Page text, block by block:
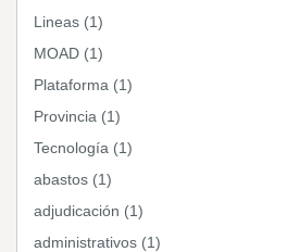
Lineas (1)
MOAD (1)
Plataforma (1)
Provincia (1)
Tecnología (1)
abastos (1)
adjudicación (1)
administrativos (1)